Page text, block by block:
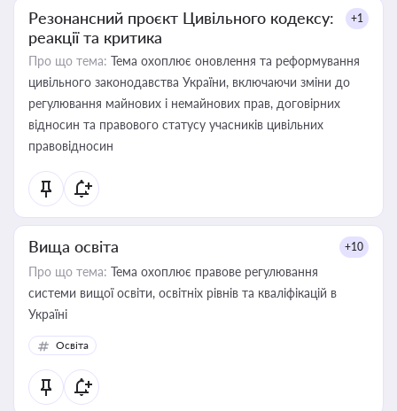
Резонансний проєкт Цивільного кодексу:
реакції та критика
+1
Про що тема: Тема охоплює оновлення та реформування
цивільного законодавства України, включаючи зміни до
регулювання майнових і немайнових прав, договірних
відносин та правового статусу учасників цивільних
правовідносин
Вища освіта +10
Про що тема: Тема охоплює правове регулювання
системи вищої освіти, освітніх рівнів та кваліфікацій в
Україні
Освіта